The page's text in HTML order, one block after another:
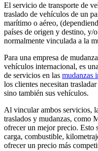
El servicio de transporte de
traslado de vehículos de un
marítimo o aéreo,
países de origen y destino, y/
normalmente vinculada a la
Para una empresa de
vehículos internacional, es
de servicios en las mudanzas
los clientes necesitan
sino también sus vehículos.
Al vincular ambos servicios,
traslados y mudanzas, como
ofrecer un mejor precio. Esto
carga, combustible,
ofrecer un precio más